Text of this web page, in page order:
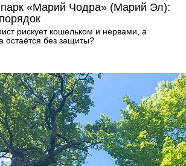
«Марий Чодра» (Марий Эл):
рискует кошельком и нервами, а
остаётся без защиты?